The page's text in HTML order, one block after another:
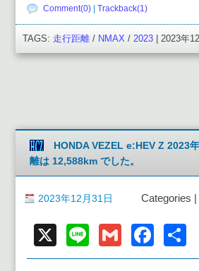
Comment(0) | Trackback(1)
TAGS: 走行距離 / NMAX / 2023 | 2023年
HONDA VEZEL e:HEV Z 2023
離は 12,588km でした。
2023年12月31日 Categories |
X Line Gmail